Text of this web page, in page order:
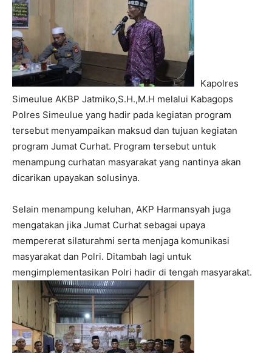
Kapolres
Simeulue AKBP Jatmiko,S.H.,M.H melalui Kabagops
Polres Simeulue yang hadir pada kegiatan program
tersebut menyampaikan maksud dan tujuan kegiatan
program Jumat Curhat. Program tersebut untuk
menampung curhatan masyarakat yang nantinya akan
dicarikan upayakan solusinya.
Selain menampung keluhan, AKP Harmansyah juga
mengatakan jika Jumat Curhat sebagai upaya
mempererat silaturahmi serta menjaga komunikasi
masyarakat dan Polri. Ditambah lagi untuk
mengimplementasikan Polri hadir di tengah masyarakat.